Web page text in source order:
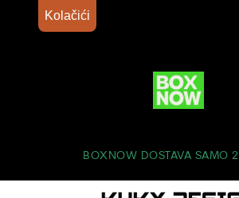
BOXNOW DOSTAVA SAMO
Kolačići